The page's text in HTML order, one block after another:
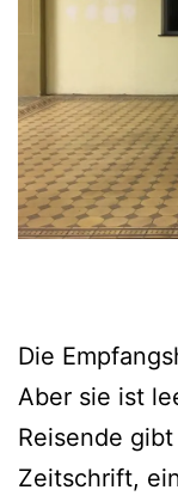
Die
Aber sie ist
Reisende
Zeitschrift,